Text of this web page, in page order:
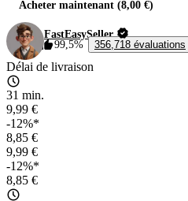
Acheter maintenant (8,00 €)
FastEasySeller
99,5%
356,718 évaluations
Délai de livraison
31 min.
9,99 €
-12%*
8,85 €
9,99 €
-12%*
8,85 €